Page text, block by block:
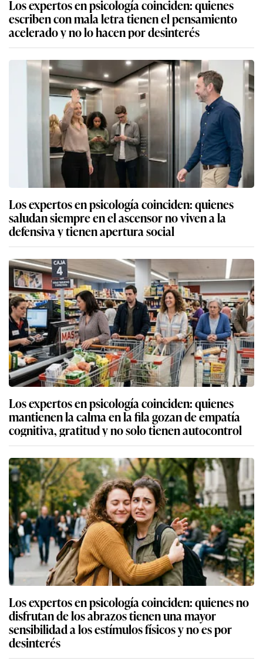
Los expertos en psicología coinciden: quienes
escriben con mala letra tienen el pensamiento
acelerado y no lo hacen por desinterés
Los expertos en psicología coinciden: quienes
saludan siempre en el ascensor no viven a la
defensiva y tienen apertura social
Los expertos en psicología coinciden: quienes
mantienen la calma en la fila gozan de empatía
cognitiva, gratitud y no solo tienen autocontrol
Los expertos en psicología coinciden: quienes no
disfrutan de los abrazos tienen una mayor
sensibilidad a los estímulos físicos y no es por
desinterés